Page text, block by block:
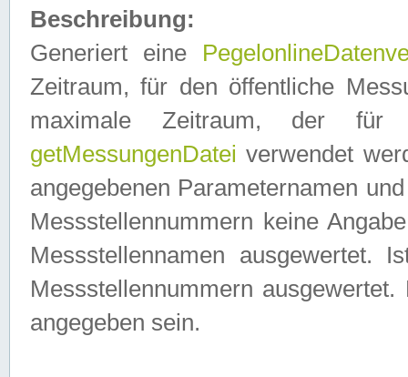
Beschreibung:
Generiert eine
Zeitraum, für den öffentliche
maximale Zeitraum, der
getMessungenDatei verwendet
angegebenen Parameternamen
Messstellennummern keine
Messstellennamen ausgewertet.
Messstellennummern
angegeben sein.